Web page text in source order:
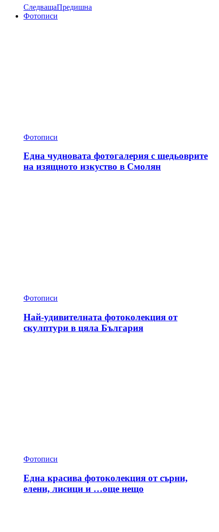
СледващаПредишна
Фотописи
Фотописи
Една чудновата фотогалерия с шедьоврите
на изящното изкуство в Смолян
Фотописи
Най-удивителната фотоколекция от
скулптури в цяла България
Фотописи
Една красива фотоколекция от сърни,
елени, лисици и …още нещо